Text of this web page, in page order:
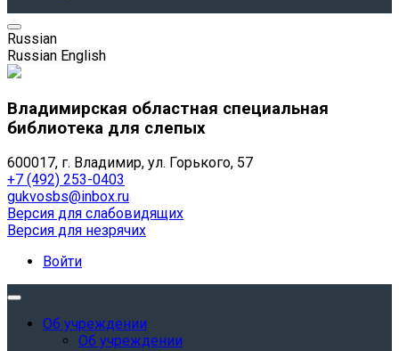
Russian
Russian English
Владимирская областная специальная
библиотека для слепых
600017, г. Владимир, ул. Горького, 57
+7 (492) 253-0403
gukvosbs@inbox.ru
Версия для слабовидящих
Версия для незрячих
Войти
Об учреждении
Об учреждении